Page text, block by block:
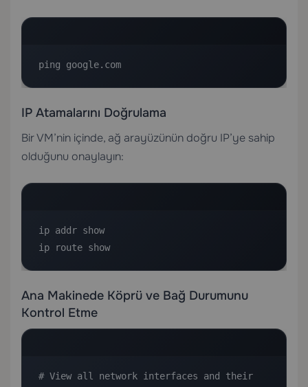
ping google.com
IP Atamalarını Doğrulama
Bir VM’nin içinde, ağ arayüzünün doğru IP’ye sahip
olduğunu onaylayın:
ip addr show
ip route show
Ana Makinede Köprü ve Bağ Durumunu
Kontrol Etme
# View all network interfaces and their